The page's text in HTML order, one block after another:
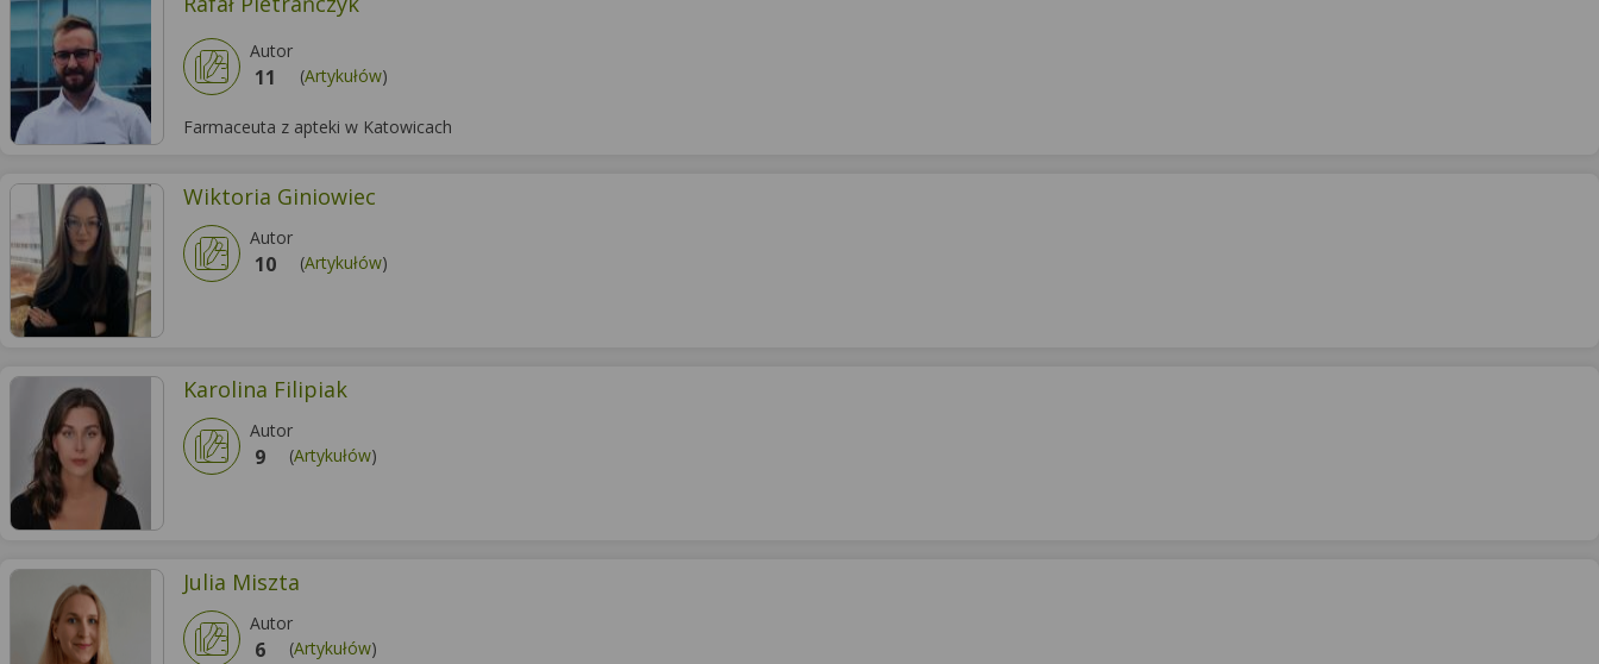
Autor
11 (Artykułów)
Farmaceuta z apteki w Katowicach
Wiktoria Giniowiec
Autor
10 (Artykułów)
Karolina Filipiak
Autor
9 (Artykułów)
Julia Miszta
Autor
6 (Artykułów)